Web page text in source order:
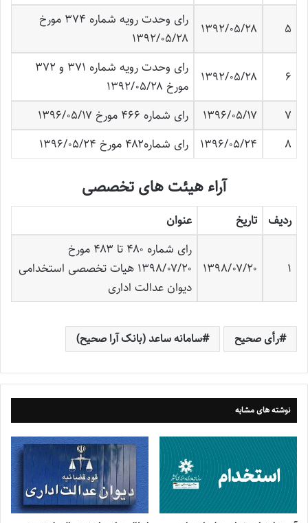
۵ ۱۳۹۲/۰۵/۲۸
رای وحدت رویه شماره ۳۷۴ مورخ
۱۳۹۲/۰۵/۲۸
۶ ۱۳۹۲/۰۵/۲۸
رای وحدت رویه شماره ۳۷۱ و ۳۷۲
مورخ ۱۳۹۲/۰۵/۲۸
۷
۱۳۹۶/۰۵/۱۷
رای شماره ۴۶۶ مورخ ۱۳۹۶/۰۵/۱۷
۸
۱۳۹۶/۰۵/۲۴ رای شماره۴۸۲ مورخ ۱۳۹۶/۰۵/۲۴
آراء هیئت های تخصصی
ردیف تاریخ عنوان
۱ ۱۳۹۸/۰۷/۲۰
رای شماره ۴۸۰ تا ۴۸۳ مورخ
۱۳۹۸/۰۷/۲۰ هیات تخصصی استخدامی
دیوان عدالت اداری
رأی صحیح سامانه ساعد (بانک آرا صحیح)
نوشته های مشابه